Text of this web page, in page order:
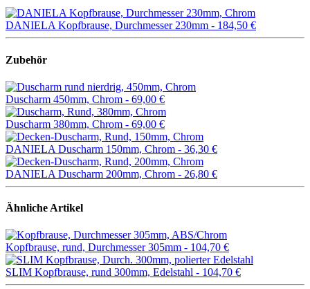
DANIELA Kopfbrause, Durchmesser 230mm - 184,50 €
Zubehör
Duscharm 450mm, Chrom - 69,00 €
Duscharm 380mm, Chrom - 69,00 €
DANIELA Duscharm 150mm, Chrom - 36,30 €
DANIELA Duscharm 200mm, Chrom - 26,80 €
Ähnliche Artikel
Kopfbrause, rund, Durchmesser 305mm - 104,70 €
SLIM Kopfbrause, rund 300mm, Edelstahl - 104,70 €